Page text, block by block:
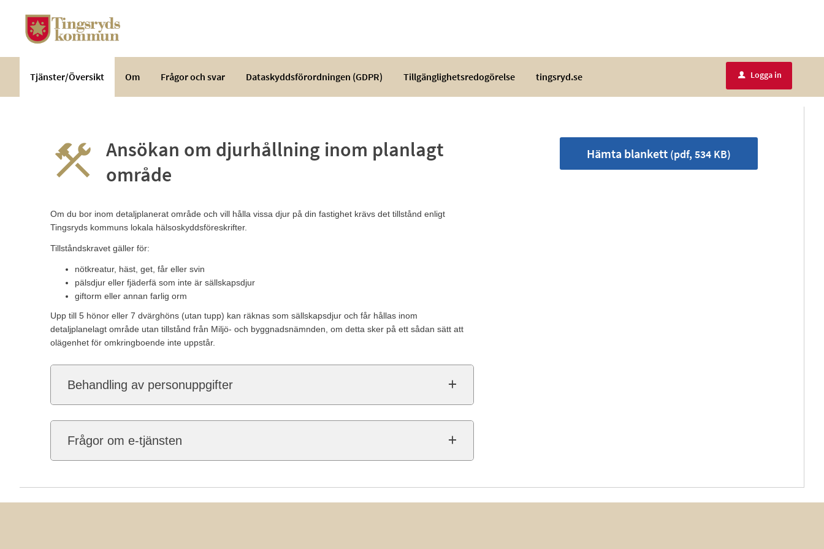
tjänster
Tingsryds
Tjänster/Översikt Om Frågor och svar Dataskyddsförordningen (GDPR) Tillgänglighetsredogörelse tingsryd.se u Logga in
Ansökan om djurhållning inom planlagt
område
Om du bor inom detaljplanerat område och vill hålla vissa djur på din fastighet krävs det tillstånd enligt
Tingsryds kommuns lokala hälsoskyddsföreskrifter.
Tillståndskravet gäller för:
nötkreatur, häst, get, får eller svin
pälsdjur eller fjäderfä som inte är sällskapsdjur
giftorm eller annan farlig orm
Upp till 5 hönor eller 7 dvärghöns (utan tupp) kan räknas som sällskapsdjur och får hållas inom
detaljplanelagt område utan tillstånd från Miljö- och byggnadsnämnden, om detta sker på ett sådan sätt att
olägenhet för omkringboende inte uppstår.
Behandling av personuppgifter
Frågor om e-tjänsten
Hämta blankett (pdf, 534 KB)